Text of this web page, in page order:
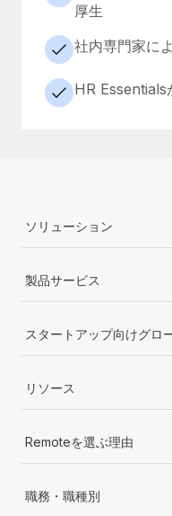
厚生
社内専門家に
HR Essentials
ソリューション
製品サービス
スタートアップ向けグロ
リソース
Remoteを選ぶ理由
職務・職種別